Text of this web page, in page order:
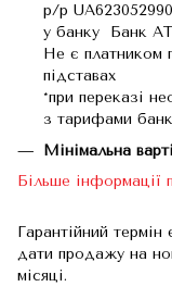
р/р
у банку Банк
Не є платником
підставах
*при переказі
з тарифами
Мінімальна
Більше інформації
Гарантійний термін
дати продажу на
місяці.